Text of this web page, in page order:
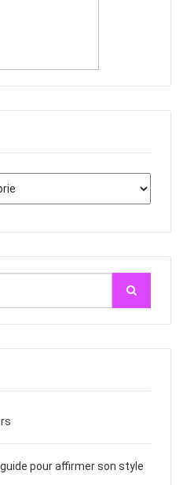
pour affirmer son style